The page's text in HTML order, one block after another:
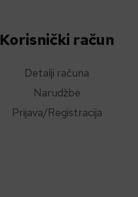
Korisnički račun
Detalji računa
Narudžbe
Prijava/Registracija